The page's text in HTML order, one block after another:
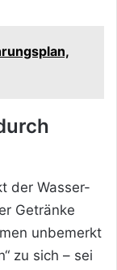
der Wasser-
Getränke
unbemerkt
zu sich – sei